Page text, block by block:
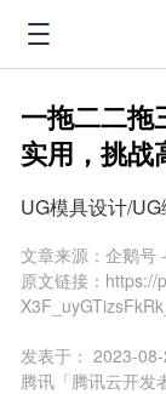
一拖二二拖
实用，挑战
UG模具设计/
文章来源： 企鹅号
原文链接： https://
发表于： 2023-
腾讯「腾讯云开发